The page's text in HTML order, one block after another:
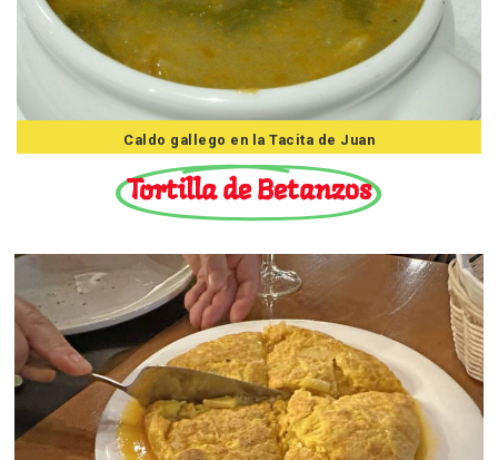
Caldo gallego en la Tacita de Juan
Tortilla de Betanzos